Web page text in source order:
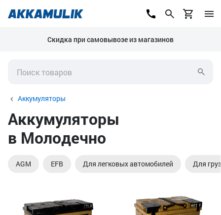
Скидка при самовывозе из магазинов
Аккумуляторы
Аккумуляторы
в Молодечно
AGM EFB Для легковых автомобилей Для